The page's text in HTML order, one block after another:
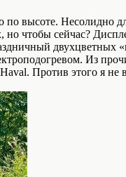
по высоте.
чтобы сейчас?
Из
Против этого я не